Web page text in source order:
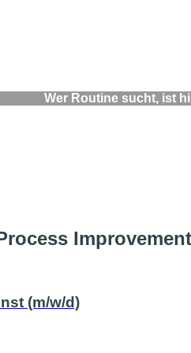
Wer Routine sucht, ist
(m/w/d)